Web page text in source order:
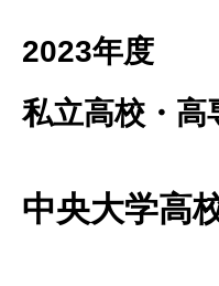
2023年度
私立高校・高
中央大学高